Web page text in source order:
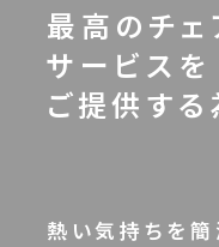
最高のチェ
サービスを
ご提供する
熱い気持ちを簡